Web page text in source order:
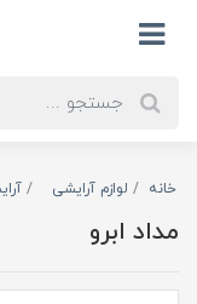
خانه لوازم آرایشی
مداد ابرو